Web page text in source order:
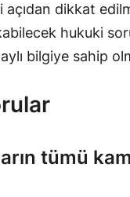
açıdan dikkat
hukuki
bilgiye sahip
tümü